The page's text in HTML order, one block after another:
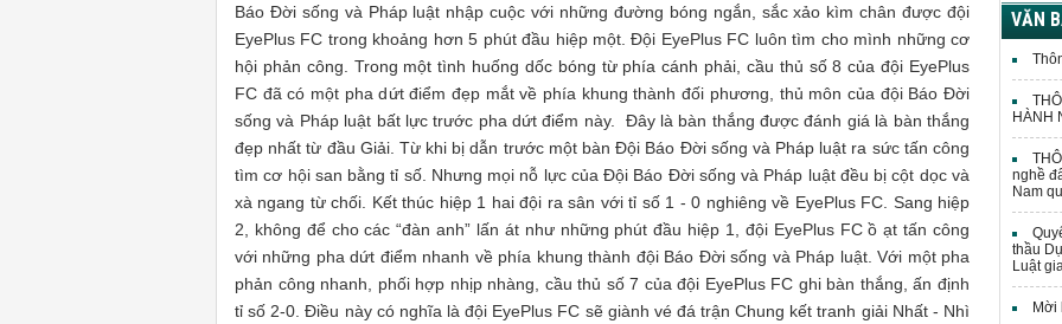
Báo Đời sống và Pháp luật nhập cuộc với những đường bóng ngắn, sắc xảo kìm chân được đội
EyePlus FC trong khoảng hơn 5 phút đầu hiệp một. Đội EyePlus FC luôn tìm cho mình những cơ
hội phản công. Trong một tình huống dốc bóng từ phía cánh phải, cầu thủ số 8 của đội EyePlus
FC đã có một pha dứt điểm đẹp mắt về phía khung thành đối phương, thủ môn của đội Báo Đời
sống và Pháp luật bất lực trước pha dứt điểm này. Đây là bàn thắng được đánh giá là bàn thắng
đẹp nhất từ đầu Giải. Từ khi bị dẫn trước một bàn Đội Báo Đời sống và Pháp luật ra sức tấn công
tìm cơ hội san bằng tỉ số. Nhưng mọi nỗ lực của Đội Báo Đời sống và Pháp luật đều bị cột dọc và
xà ngang từ chối. Kết thúc hiệp 1 hai đội ra sân với tỉ số 1 - 0 nghiêng về EyePlus FC. Sang hiệp
2, không để cho các “đàn anh” lấn át như những phút đầu hiệp 1, đội EyePlus FC ồ ạt tấn công
với những pha dứt điểm nhanh về phía khung thành đội Báo Đời sống và Pháp luật. Với một pha
phản công nhanh, phối hợp nhịp nhàng, cầu thủ số 7 của đội EyePlus FC ghi bàn thắng, ấn định
tỉ số 2-0. Điều này có nghĩa là đội EyePlus FC sẽ giành vé đá trận Chung kết tranh giải Nhất - Nhì
VĂN
HÀNH
nghề
Nam
thầu
Luật
Mời